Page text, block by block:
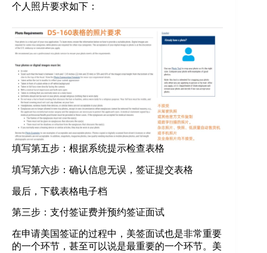
个人照片要求如下：
填写第五步：根据系统提示检查表格
填写第六步：确认信息无误，签证提交表格
最后，下载表格电子档
第三步：支付签证费并预约签证面试
在申请美国签证的过程中，美签面试也是非常重要
的一个环节，甚至可以说是最重要的一个环节。美